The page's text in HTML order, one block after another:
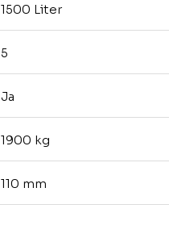
1500 Liter
5
Ja
1900 kg
110 mm